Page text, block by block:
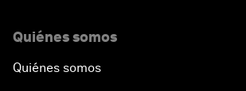
Quiénes somos
Quiénes somos